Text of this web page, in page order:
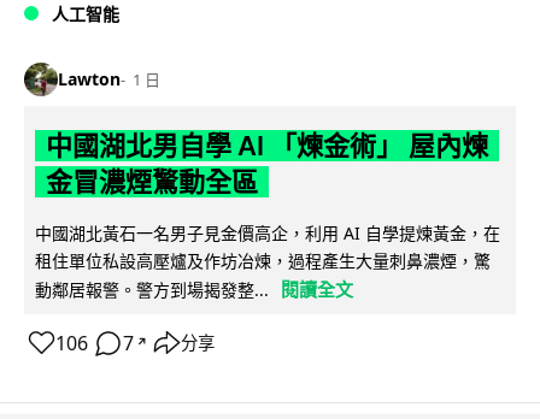
人工智能
Lawton 1 日
中國湖北男自學 AI 「煉金術」 屋內煉
金冒濃煙驚動全區
中國湖北黃石一名男子見金價高企，利用 AI 自學提煉黃金，在
租住單位私設高壓爐及作坊冶煉，過程產生大量刺鼻濃煙，驚
動鄰居報警。警方到場揭發整...
閱讀全文
106 7 ↗ 分享